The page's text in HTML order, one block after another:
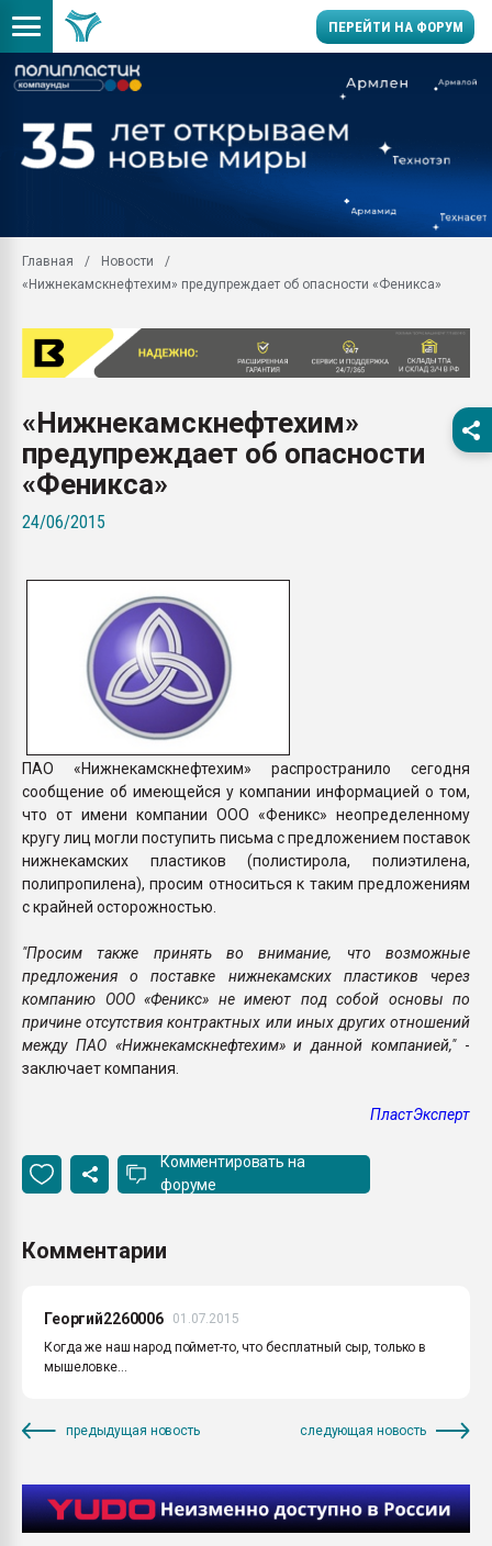
ПЕРЕЙТИ НА ФОРУМ
производство SPC
заводу пластмасс"
Подмосковье, Москва
28.07.2026
пластмасс
28.07.2026
Главная
Новости
«Нижнекамскнефтехим» предупреждает об опасности «Феникса»
«Нижнекамскнефтехим»
предупреждает об опасности
«Феникса»
24/06/2015
ПАО «Нижнекамскнефтехим» распространило сегодня
сообщение об имеющейся у компании информацией о том,
что от имени компании ООО «Феникс» неопределенному
кругу лиц могли поступить письма с предложением поставок
нижнекамских пластиков (полистирола, полиэтилена,
полипропилена), просим относиться к таким предложениям
с крайней осторожностью.
"Просим также принять во внимание, что возможные
предложения о поставке нижнекамских пластиков через
компанию ООО «Феникс» не имеют под собой основы по
причине отсутствия контрактных или иных других отношений
между ПАО «Нижнекамскнефтехим» и данной компанией,"-
заключает компания.
ПластЭксперт
Комментировать на
форуме
Комментарии
Георгий2260006
01.07.2015
Когда же наш народ поймет-то, что бесплатный сыр, только в
мышеловке...
предыдущая новость следующая новость